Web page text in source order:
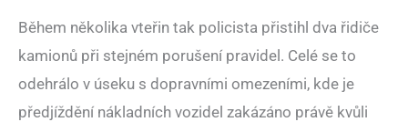
Během několika vteřin tak policista přistihl dva řidiče
kamionů při stejném porušení pravidel. Celé se to
odehrálo v úseku s dopravními omezeními, kde je
předjíždění nákladních vozidel zakázáno právě kvůli